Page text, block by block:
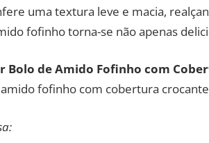
uma textura leve e macia,
fofinho torna-se não apenas
Bolo de Amido Fofinho com
fofinho com cobertura